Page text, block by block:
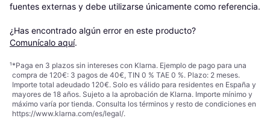
fuentes externas y debe utilizarse únicamente como referencia.
¿Has encontrado algún error en este producto?
Comunícalo aquí.
¹*Paga en 3 plazos sin intereses con Klarna. Ejemplo de pago para una
compra de 120€: 3 pagos de 40€, TIN 0 % TAE 0 %. Plazo: 2 meses.
Importe total adeudado 120€. Solo es válido para residentes en España y
mayores de 18 años. Sujeto a la aprobación de Klarna. Importe mínimo y
máximo varía por tienda. Consulta los términos y resto de condiciones en
https://www.klarna.com/es/legal/.